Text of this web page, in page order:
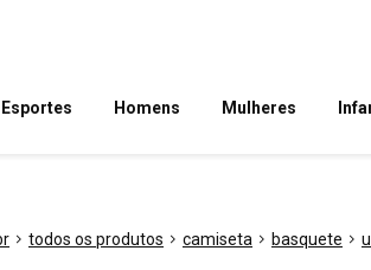
Esportes Homens Mulheres
todos os produtos camiseta basquete